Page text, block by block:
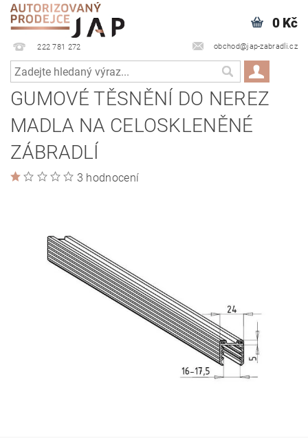
222 781 272 obchod@jap-zabradli.cz
0 Kč
GUMOVÉ TĚSNĚNÍ DO NEREZ
MADLA NA CELOSKLENĚNÉ
ZÁBRADLÍ
3 hodnocení